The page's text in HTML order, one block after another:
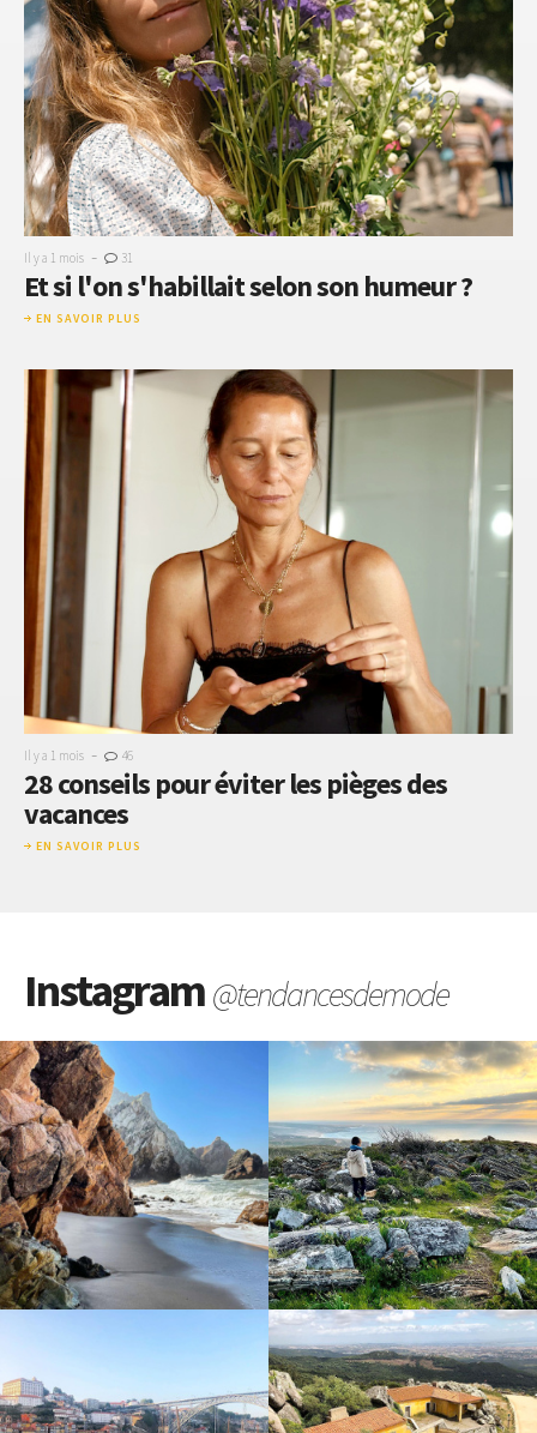
Il y a 1 mois - 31
Et si l'on s'habillait selon son humeur ?
EN SAVOIR PLUS
Il y a 1 mois - 46
28 conseils pour éviter les pièges des
vacances
EN SAVOIR PLUS
Instagram@tendancesdemode